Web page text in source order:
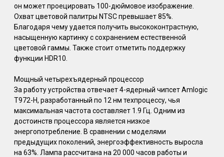
он может проецировать 100-дюймовое изображение.
Охват цветовой палитры NTSC превышает 85%.
Благодаря чему удается получить высококонтрастную,
насыщенную картинку с сохранением естественной
цветовой гаммы. Также стоит отметить поддержку
функции HDR10.
Мощный четырехъядерный процессор
За работу устройства отвечает 4-ядерный чипсет Amlogic
Т972-Н, разработанный по 12 нм техпроцессу, чья
максимальная частота составляет 1.9 Гц. Одним из
достоинств процессора является низкое
энергопотребление. В сравнении с моделями
предыдущих поколений, энергоэффективность выросла
на 63%. Лампа рассчитана на 20 000 часов работы и